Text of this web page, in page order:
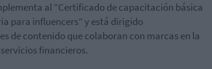
al “Certificado de capacitación básica
para influencers” y está dirigido
de contenido que colaboran con marcas en la
financieros.